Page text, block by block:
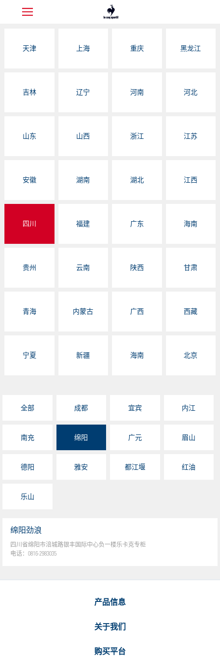
天津 上海 重庆 黑龙江
吉林 辽宁 河南 河北
山东 山西 浙江 江苏
安徽 湖南 湖北 江西
四川 福建 广东 海南
贵州 云南 陕西 甘肃
青海 内蒙古 广西 西藏
宁夏 新疆 海南 北京
全部 成都 宜宾 内江
南充 绵阳 广元 眉山
德阳 雅安 都江堰 红油
乐山
绵阳劲浪
四川省绵阳市涪城路银丰国际中心负一楼乐卡克专柜
电话： 0816-2983035
产品信息
关于我们
购买平台